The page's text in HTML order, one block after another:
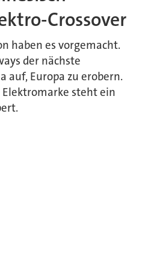
Crossover
haben es vorgemacht.
der nächste
auf, Europa zu erobern.
steht ein